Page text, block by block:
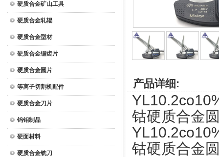
硬质合金矿山工具
硬质合金轧辊
硬质合金型材
硬质合金锯齿片
硬质合金圆片
等离子切割机配件
硬质合金刀片
钨钼制品
硬面材料
硬质合金铣刀
产品详细:
钴硬质合金
钴硬质合金